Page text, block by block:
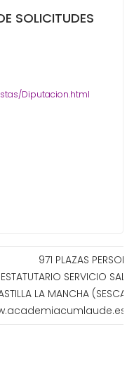
SOLICITUDES
Diputacion.html
971 PLAZAS
ESTATUTARIO SERVICIO
LA MANCHA